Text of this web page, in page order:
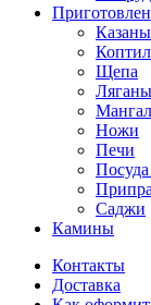
Казаны
Щепа
Ляганы
Ножи
Печи
Саджи
Камины
Контакты
Доставка